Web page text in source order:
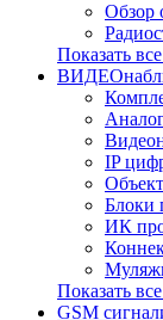
Обзор
Показать
IP
Блоки
ИК
Показать
GSM